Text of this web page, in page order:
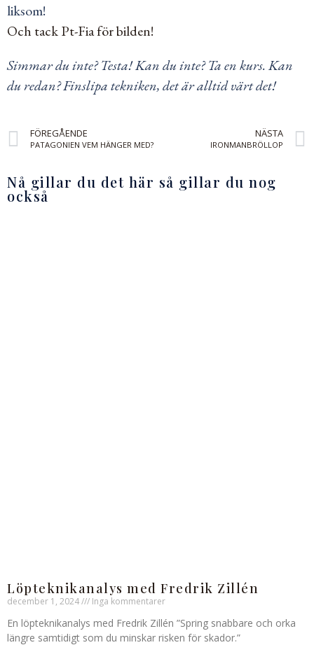
liksom!
Och tack Pt-Fia för bilden!
Simmar du inte? Testa! Kan du inte? Ta en kurs. Kan
du redan? Finslipa tekniken, det är alltid värt det!
FÖREGÅENDE
PATAGONIEN VEM HÄNGER MED?
NÄSTA
IRONMANBRÖLLOP
Nå gillar du det här så gillar du nog
också
Löpteknikanalys med Fredrik Zillén
december 1, 2024 Inga kommentarer
En löpteknikanalys med Fredrik Zillén ”Spring snabbare och orka
längre samtidigt som du minskar risken för skador.”